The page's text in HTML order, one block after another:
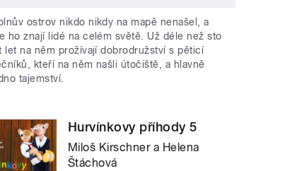
ostrov nikdo nikdy na mapě nenašel, a
ho znají lidé na celém světě. Už déle než sto
let na něm prožívají dobrodružství s pěticí
kteří na něm našli útočiště, a hlavně
tajemství.
Hurvínkovy příhody 5
Miloš Kirschner a Helena
Štáchová